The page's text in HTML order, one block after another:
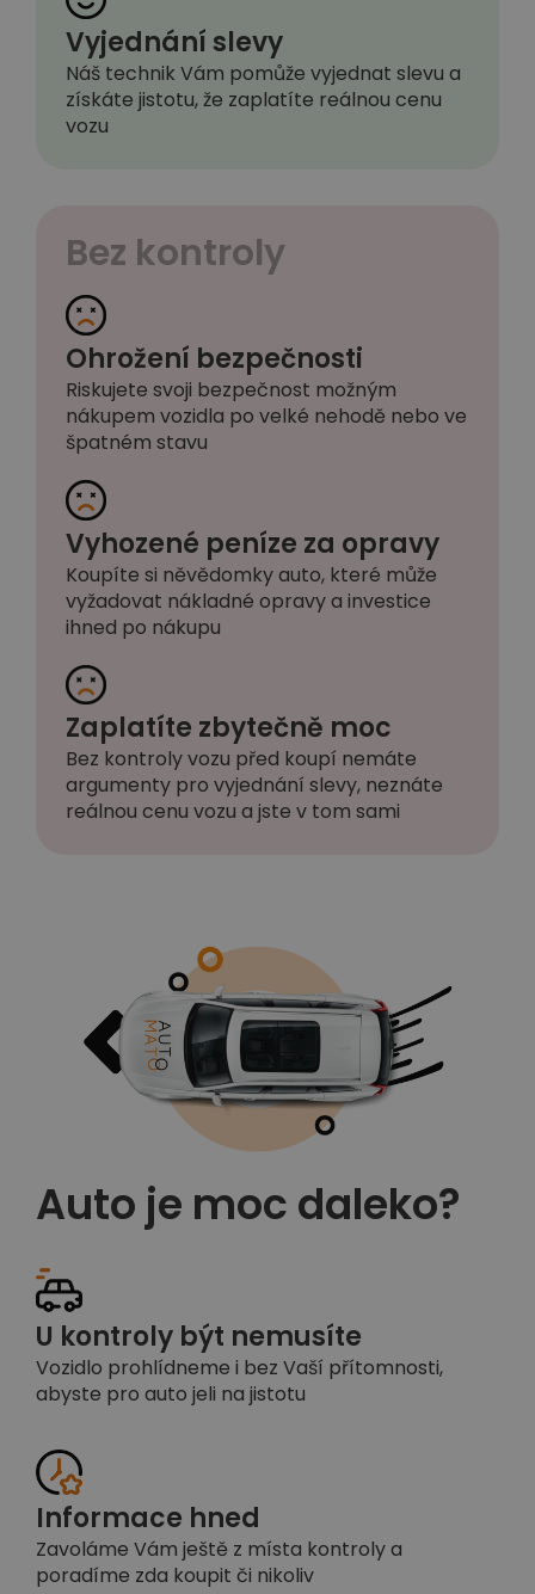
Vyjednání slevy
Náš technik Vám pomůže vyjednat slevu a
získáte jistotu, že zaplatíte reálnou cenu
vozu
Bez kontroly
Ohrožení bezpečnosti
Riskujete svoji bezpečnost možným
nákupem vozidla po velké nehodě nebo ve
špatném stavu
Vyhozené peníze za opravy
Koupíte si něvědomky auto, které může
vyžadovat nákladné opravy a investice
ihned po nákupu
Zaplatíte zbytečně moc
Bez kontroly vozu před koupí nemáte
argumenty pro vyjednání slevy, neznáte
reálnou cenu vozu a jste v tom sami
Auto je moc daleko?
U kontroly být nemusíte
Vozidlo prohlídneme i bez Vaší přítomnosti,
abyste pro auto jeli na jistotu
Informace hned
Zavoláme Vám ještě z místa kontroly a
poradíme zda koupit či nikoliv